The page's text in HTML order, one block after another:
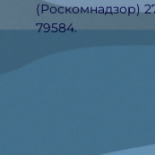
(Роскомнадзор)
79584.